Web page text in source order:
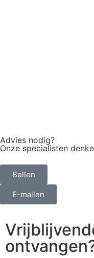
Advies nodig?
Onze specialisten
Bellen
E-mailen